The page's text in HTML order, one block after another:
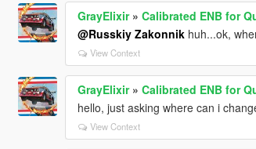
GrayElixir» Calibrated ENB for
@Russkiy Zakonnikhuh...ok,
View Context
GrayElixir» Calibrated ENB for
hello, just asking where can i
View Context